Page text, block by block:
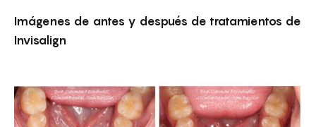
Imágenes de antes y después de tratamientos de
Invisalign